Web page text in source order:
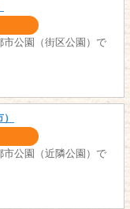
市公園（街区公園）で
市公園（近隣公園）で